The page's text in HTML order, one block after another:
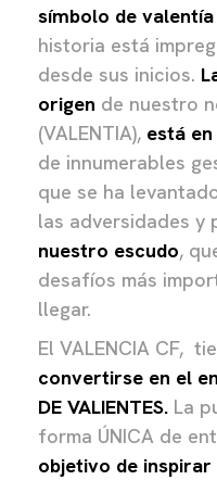
símbolo de
historia está
desde sus inicios.
origen de nuestro
(VALENTIA), está
de innumerables
que se ha
las adversidades y
nuestro escudo,
desafíos más
llegar.
El VALENCIA CF,
convertirse en el
DE VALIENTES. La
forma ÚNICA de
objetivo de inspirar